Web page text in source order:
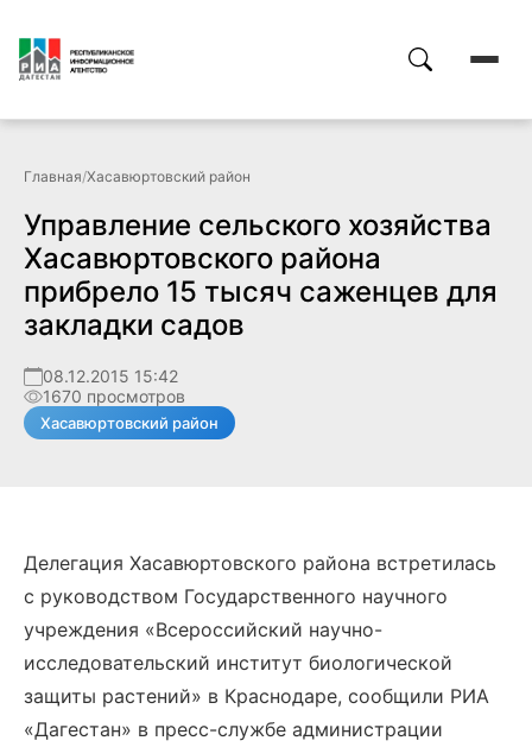
Главная/Хасавюртовский район
Управление сельского хозяйства
Хасавюртовского района
прибрело 15 тысяч саженцев для
закладки садов
08.12.2015 15:42
1670 просмотров
Хасавюртовский район
Делегация Хасавюртовского района встретилась
с руководством Государственного научного
учреждения «Всероссийский научно-
исследовательский институт биологической
защиты растений» в Краснодаре, сообщили РИА
«Дагестан» в пресс-службе администрации